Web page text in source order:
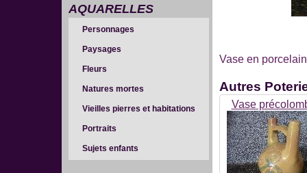
AQUARELLES
Personnages
Paysages
Fleurs
Natures mortes
Vieilles pierres et habitations
Portraits
Sujets enfants
Vase en
Autres
Vase